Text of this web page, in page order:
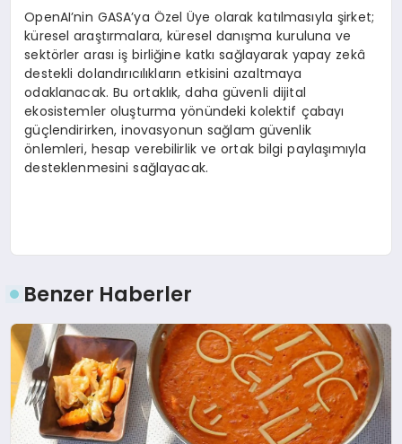
OpenAI’nin GASA’ya Özel Üye olarak katılmasıyla şirket;
küresel araştırmalara, küresel danışma kuruluna ve
sektörler arası iş birliğine katkı sağlayarak yapay zekâ
destekli dolandırıcılıkların etkisini azaltmaya
odaklanacak. Bu ortaklık, daha güvenli dijital
ekosistemler oluşturma yönündeki kolektif çabayı
güçlendirirken, inovasyonun sağlam güvenlik
önlemleri, hesap verebilirlik ve ortak bilgi paylaşımıyla
desteklenmesini sağlayacak.
Benzer Haberler